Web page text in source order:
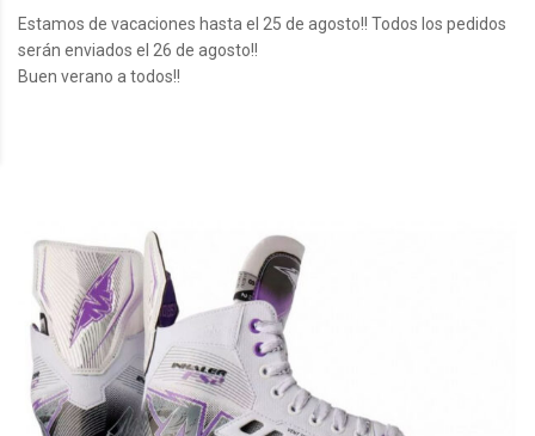
Estamos de vacaciones hasta el 25 de agosto!! Todos los pedidos
serán enviados el 26 de agosto!!
Buen verano a todos!!